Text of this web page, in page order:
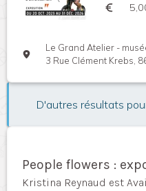
Le Grand Atelier -
3 Rue Clément Krebs,
D'autres résultats
People flowers :
Kristina Reynaud est